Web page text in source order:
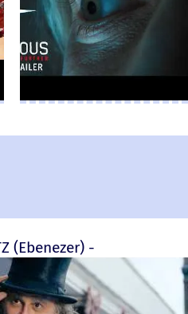
(Ebenezer) -